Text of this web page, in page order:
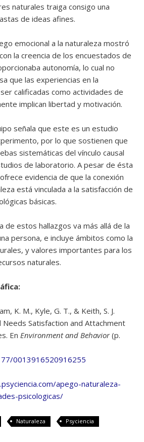
naturales traiga consigo una
de ideas afines.
emocional a la naturaleza mostró
la creencia de los encuestados de
autonomía, lo cual no
que las experiencias en la
calificadas como actividades de
implican libertad y motivación.
señala que este es un estudio
por lo que sostienen que
sistemáticas del vínculo causal
de laboratorio. A pesar de ésta
evidencia de que la conexión
está vinculada a la satisfacción de
básicas.
de estos hallazgos va más allá de la
persona, e incluye ámbitos como la
y valores importantes para los
naturales.
K. M., Kyle, G. T., & Keith, S. J.
Needs Satisfaction and Attachment
En Environment and Behavior(p.
0013916520916255
apego-naturaleza-
psicologicas/
Naturaleza Psyciencia